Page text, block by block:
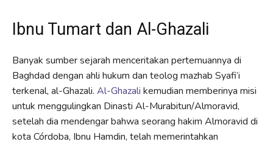
Ibnu Tumart dan Al-Ghazali
Banyak sumber sejarah menceritakan pertemuannya di
Baghdad dengan ahli hukum dan teolog mazhab Syafi’i
terkenal, al-Ghazali. Al-Ghazali kemudian memberinya misi
untuk menggulingkan Dinasti Al-Murabitun/Almoravid,
setelah dia mendengar bahwa seorang hakim Almoravid di
kota Córdoba, Ibnu Hamdin, telah memerintahkan